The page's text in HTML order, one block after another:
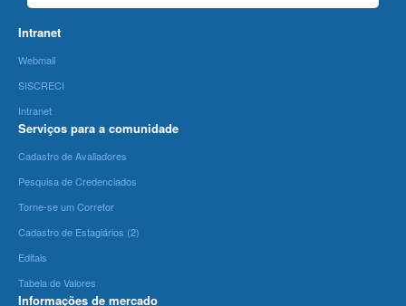
Intranet
Webmail
SISCRECI
Intranet
Serviços para a comunidade
Cadastro de Avaliadores
Pesquisa de Credenciados
Torne-se um Corretor
Cadastro de Estagiários (2)
Editais
Tabela de Valores
Informações de mercado